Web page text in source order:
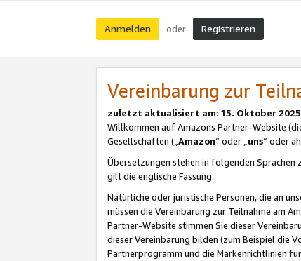
Anmelden oder Registrieren
Vereinbarung zur
zuletzt aktualisiert am: 15. Oktober 2025
Willkommen auf Amazons Partner-Website
Gesellschaften („Amazon“ oder „uns“ oder
Übersetzungen stehen in folgenden Sprachen
gilt die englische Fassung.
Natürliche oder juristische Personen, die an
müssen die Vereinbarung zur Teilnahme am
Partner-Website stimmen Sie dieser
dieser Vereinbarung bilden (zum Beispiel die
Partnerprogramm und die Markenrichtlinien